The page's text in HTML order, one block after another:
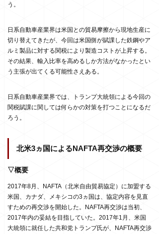
う。
日系自動車産業界は米国との貿易摩擦から現地生産に
切り替えてきたが、今回は米国側が賦課した鉄鋼やア
ルミ製品に対する関税により製造コストが上昇する。
その結果、輸入比率を高めるしか方法がなかったとい
う主張が出てくる可能性さえある。
日系自動車産業界では、トランプ大統領による今回の
関税賦課に関しては何らかの対策を打つことになるだ
ろう。
北米3ヵ国によるNAFTA再交渉の概要
▽概要
2017年8月、NAFTA（北米自由貿易協定）に加盟する
米国、カナダ、メキシコの3ヵ国は、協定内容を見直
すための再交渉を開始した。NAFTA再交渉は当初、
2017年内の妥結を目指していた。2017年1月、米国
大統領に就任した共和党トランプ氏が、NAFTA再交渉